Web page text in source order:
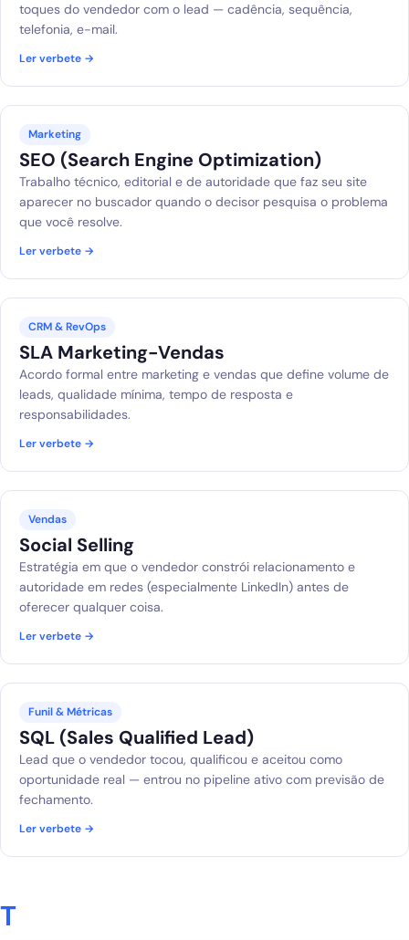
toques do vendedor com o lead — cadência, sequência,
telefonia, e-mail.
Ler verbete →
Marketing
SEO (Search Engine Optimization)
Trabalho técnico, editorial e de autoridade que faz seu site
aparecer no buscador quando o decisor pesquisa o problema
que você resolve.
Ler verbete →
CRM & RevOps
SLA Marketing-Vendas
Acordo formal entre marketing e vendas que define volume de
leads, qualidade mínima, tempo de resposta e
responsabilidades.
Ler verbete →
Vendas
Social Selling
Estratégia em que o vendedor constrói relacionamento e
autoridade em redes (especialmente LinkedIn) antes de
oferecer qualquer coisa.
Ler verbete →
Funil & Métricas
SQL (Sales Qualified Lead)
Lead que o vendedor tocou, qualificou e aceitou como
oportunidade real — entrou no pipeline ativo com previsão de
fechamento.
Ler verbete →
T